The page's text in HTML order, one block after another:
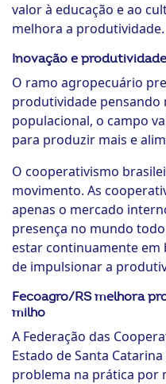
valor à educação e ao
melhora a produtividade.
Inovação e
O ramo agropecuário
produtividade
populacional, o campo
para produzir mais e
O cooperativismo
movimento. As
apenas o mercado
presença no mundo
estar continuamente em
de impulsionar a
Fecoagro/RS melhora
milho
A Federação das
Estado de Santa
problema na prática por